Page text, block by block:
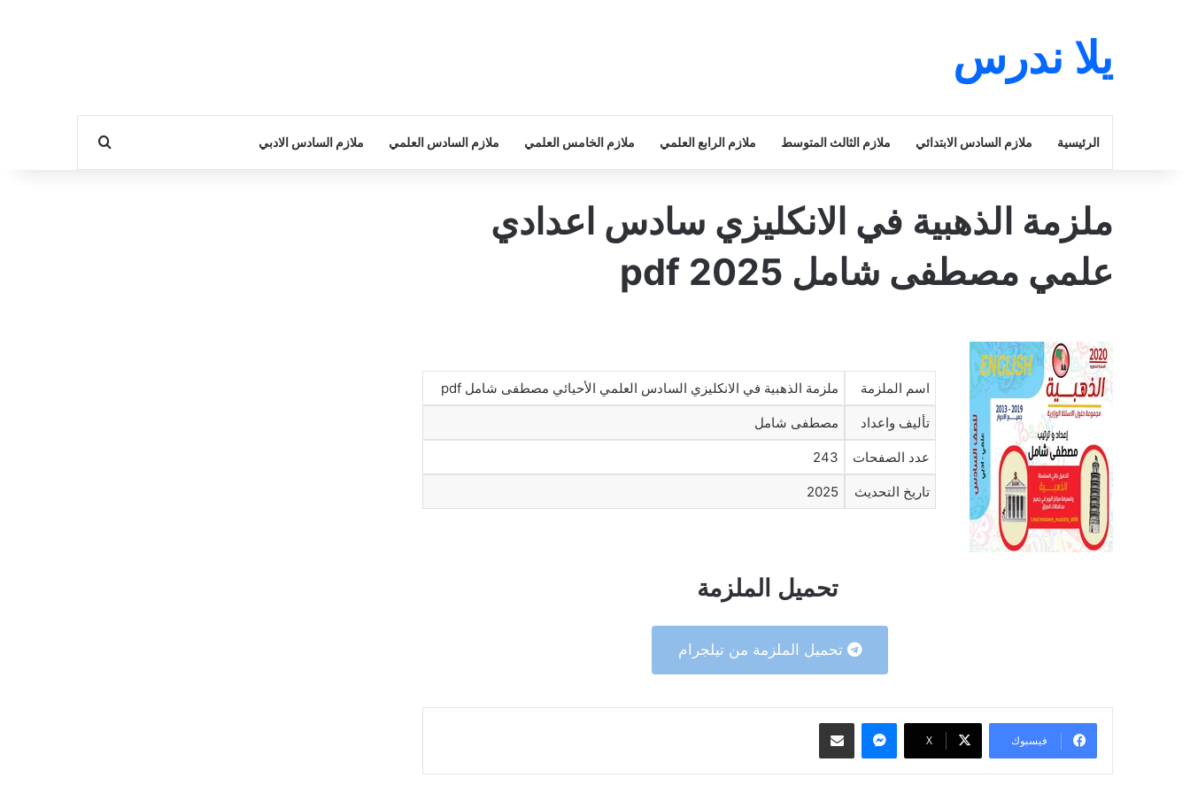
يلا ندرس
الرئيسية ملازم السادس الابتدائي ملازم الثالث المتوسط ملازم الرابع العلمي ملازم الخامس العلمي ملازم السادس العلمي ملازم السادس الادبي بحث عن
ملزمة الذهبية في الانكليزي سادس اعدادي
علمي مصطفى شامل 2025 pdf
اسم الملزمة ملزمة الذهبية في الانكليزي السادس العلمي الأحيائي مصطفى شامل pdf
تأليف واعداد مصطفى شامل
عدد الصفحات 243
تاريخ التحديث 2025
تحميل الملزمة
تحميل الملزمة من تيلجرام
فيسبوك ‫X
ماسنجر مشاركة عبر البريد